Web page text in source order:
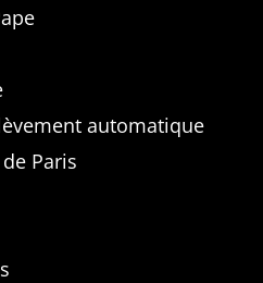
automatique
Paris